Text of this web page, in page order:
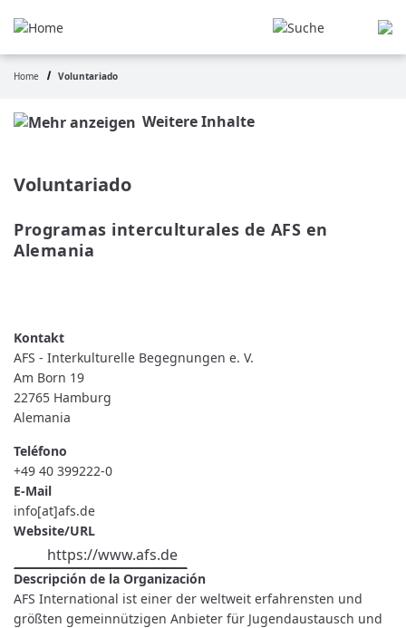
principal
Ruta
de
Home Voluntariado
Weitere Inhalte
Voluntariado
Programas interculturales de AFS en
Alemania
AFS
EN
AFS - Interkulturelle Begegnungen e. V.
Am Born 19
22765 Hamburg
Alemania
Teléfono
+49 40 399222-0
E-Mail
info[at]afs.de
Website/URL
https://www.afs.de
Descripción de la Organización
AFS International ist einer der weltweit erfahrensten und
größten gemeinnützigen Anbieter für Jugendaustausch und